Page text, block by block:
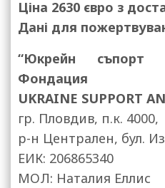
Ціна 2630 євро з
Дані для
“Юкрейн съпорт
Фондация
UKRAINE SUPPORT
гр. Пловдив, п.к. 4000,
р-н Централен, бул.
ЕИК: 206865340
МОЛ: Наталия Еллис